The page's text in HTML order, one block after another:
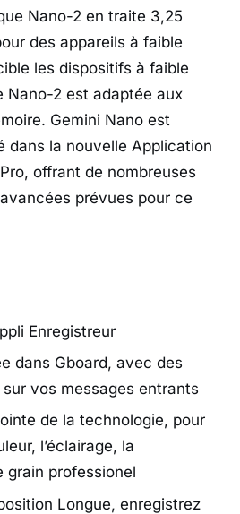
Nano-2 en traite 3,25
des appareils à faible
les dispositifs à faible
Nano-2 est adaptée aux
Gemini Nano est
dans la nouvelle Application
offrant de nombreuses
prévues pour ce
Enregistreur
dans Gboard, avec des
vos messages entrants
de la technologie, pour
l’éclairage, la
grain professionel
Longue, enregistrez